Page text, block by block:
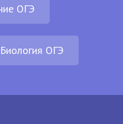
ОГЭ
Биология ОГЭ